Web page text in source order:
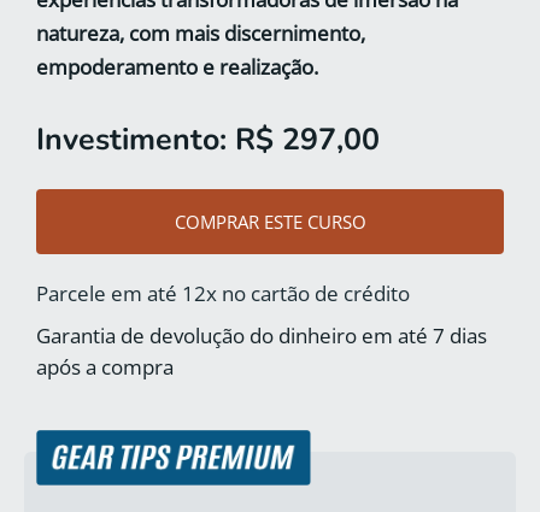
natureza, com mais discernimento,
empoderamento e realização.
Investimento: R$ 297,00
COMPRAR ESTE CURSO
Parcele em até 12x no cartão de crédito
Garantia de devolução do dinheiro em até 7 dias
após a compra